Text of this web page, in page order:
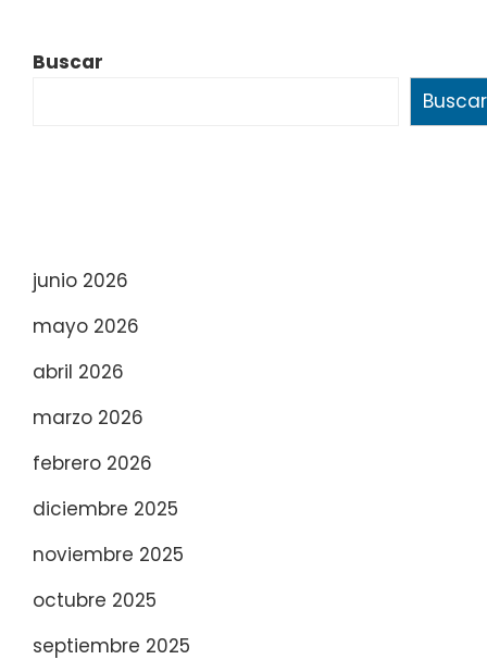
Buscar
Buscar
junio 2026
mayo 2026
abril 2026
marzo 2026
febrero 2026
diciembre 2025
noviembre 2025
octubre 2025
septiembre 2025